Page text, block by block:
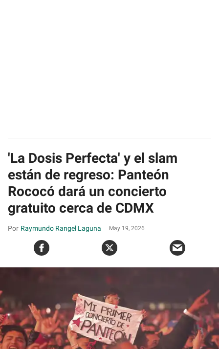
'La Dosis Perfecta' y el slam
están de regreso: Panteón
Rococó dará un concierto
gratuito cerca de CDMX
Raymundo Rangel Laguna May 19, 2026